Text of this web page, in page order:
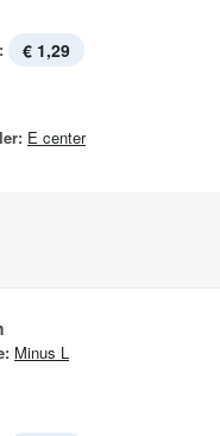
€ 1,29
E center
Minus L